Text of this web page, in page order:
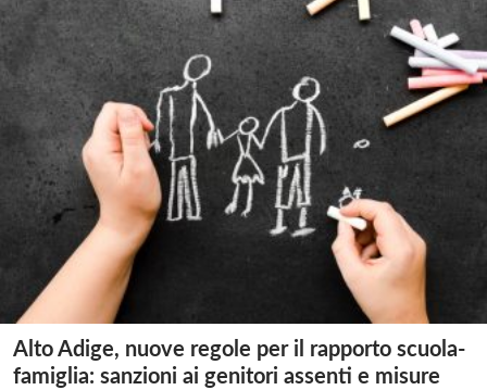
Alto Adige, nuove regole per il rapporto scuola-
famiglia: sanzioni ai genitori assenti e misure